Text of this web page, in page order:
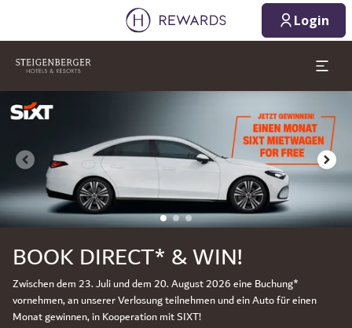
Login
Dia 1 von 3
BOOK DIRECT* & WIN!
Zwischen dem 23. Juli und dem 20. August 2026 eine Buchung*
vornehmen, an unserer Verlosung teilnehmen und ein Auto für einen
Monat gewinnen, in Kooperation mit SIXT!
1 Zimmer ⋅ 1 Erwachsener